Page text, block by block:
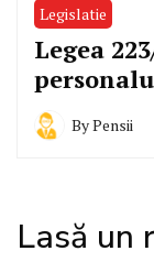
Legislatie
Legea
ByPensii
Lasă un